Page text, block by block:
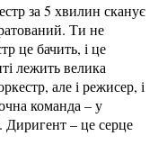
за 5 хвилин сканує
Ти не
це бачить, і це
лежить велика
але і режисер, і
команда – у
Диригент – це серце